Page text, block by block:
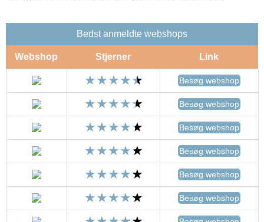
Bedst anmeldte webshops
Webshop Stjerner Link
Besøg webshop
Besøg webshop
Besøg webshop
Besøg webshop
Besøg webshop
Besøg webshop